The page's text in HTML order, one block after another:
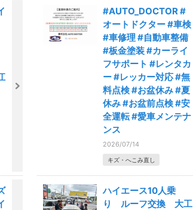
#AUTO_DOCTOR #
オートドクター #車検
#車修理 #自動車整備
#板金塗装 #カーライ
フサポート #レンタカ
ー #レッカー対応 #無
料点検 #お盆休み #夏
休み #お盆前点検 #安
全運転 #愛車メンテナ
ンス
2026/07/14
キズ・へこみ直し
ハイエース10人乗
り ルーフ交換 大工